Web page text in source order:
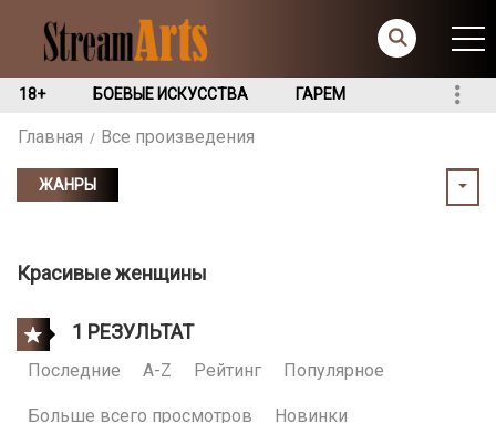
18+ БОЕВЫЕ ИСКУССТВА ГАРЕМ
Главная Все произведения
ЖАНРЫ
Красивые женщины
1 РЕЗУЛЬТАТ
Последние A-Z Рейтинг Популярное
Больше всего просмотров Новинки